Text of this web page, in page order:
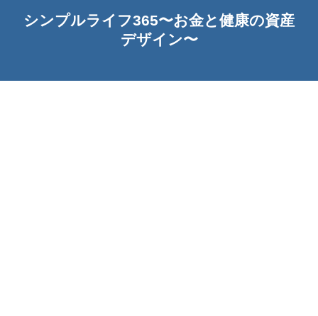
シンプルライフ365〜お金と健康の資産
デザイン〜